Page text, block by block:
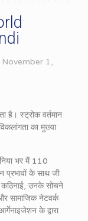
November 1,
है। स्ट्रोक वर्तमान
का मुख्या
भर में 110
प्रभावों के साथ जी
कठिनाई, उनके सोचने
सामाजिक नेटवर्क
के द्वारा